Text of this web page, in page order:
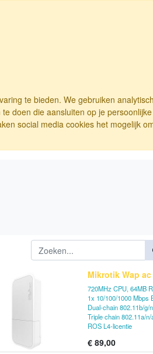
te bieden. We gebruiken
doen die aansluiten op je
social media cookies het mogelijk
Mikrotik Wap ac
720MHz CPU, 64MB
1x 10/100/1000 Mbps
Dual-chain 802.11b/g/
Triple chain 802.11a/
ROS L4-licentie
€ 89,00